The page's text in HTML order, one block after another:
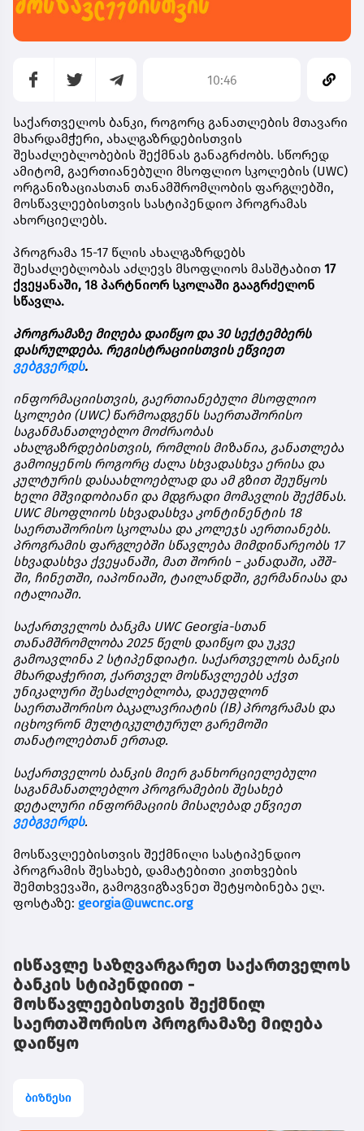
10:46
საქართველოს ბანკი, როგორც განათლების მთავარი
მხარდამჭერი, ახალგაზრდებისთვის
შესაძლებლობების შექმნას განაგრძობს. სწორედ
ამიტომ, გაერთიანებული მსოფლიო სკოლების (UWC)
ორგანიზაციასთან თანამშრომლობის ფარგლებში,
მოსწავლეებისთვის სასტიპენდიო პროგრამას
ახორციელებს.
პროგრამა 15-17 წლის ახალგაზრდებს
შესაძლებლობას აძლევს მსოფლიოს მასშტაბით 17
ქვეყანაში, 18 პარტნიორ სკოლაში გააგრძელონ
სწავლა.
პროგრამაზე მიღება დაიწყო და30 სექტემბერს
დასრულდება. რეგისტრაციისთვის ეწვიეთ
ვებგვერდს.
ინფორმაციისთვის, გაერთიანებული მსოფლიო
სკოლები(UWC) წარმოადგენს საერთაშორისო
საგანმანათლებლო მოძრაობას
ახალგაზრდებისთვის, რომლის მიზანია, განათლება
გამოიყენოს როგორც ძალა სხვადასხვა ერისა და
კულტურის დასაახლოებლად და ამ გზით შეუწყოს
ხელი მშვიდობიანი და მდგრადი მომავლის შექმნას.
UWCმსოფლიოს სხვადასხვა კონტინენტის18
საერთაშორისო სკოლასა და კოლეჯს აერთიანებს.
პროგრამის ფარგლებში სწავლება მიმდინარეობს17
სხვადასხვა ქვეყანაში, მათ შორის−კანადაში, აშშ-
ში, ჩინეთში, იაპონიაში, ტაილანდში, გერმანიასა და
იტალიაში.
საქართველოს ბანკმა UWC Georgia-სთან
თანამშრომლობა 2025 წელს დაიწყო და უკვე
გამოავლინა 2 სტიპენდიატი. საქართველოს ბანკის
მხარდაჭერით, ქართველ მოსწავლეებს აქვთ
უნიკალური შესაძლებლობა, დაეუფლონ
საერთაშორისო ბაკალავრიატის(IB)პროგრამას და
იცხოვრონ მულტიკულტურულ გარემოში
თანატოლებთან ერთად.
საქართველოს ბანკის მიერ განხორციელებული
საგანმანათლებლო პროგრამების შესახებ
დეტალური ინფორმაციის მისაღებად ეწვიეთ
ვებგვერდს.
მოსწავლეებისთვის შექმნილი სასტიპენდიო
პროგრამის შესახებ, დამატებითი კითხვების
შემთხვევაში, გამოგვიგზავნეთ შეტყობინება ელ.
ფოსტაზე: georgia@uwcnc.org
ისწავლე საზღვარგარეთ საქართველოს
ბანკის სტიპენდიით -
მოსწავლეებისთვის შექმნილ
საერთაშორისო პროგრამაზე მიღება
დაიწყო
ბიზნესი